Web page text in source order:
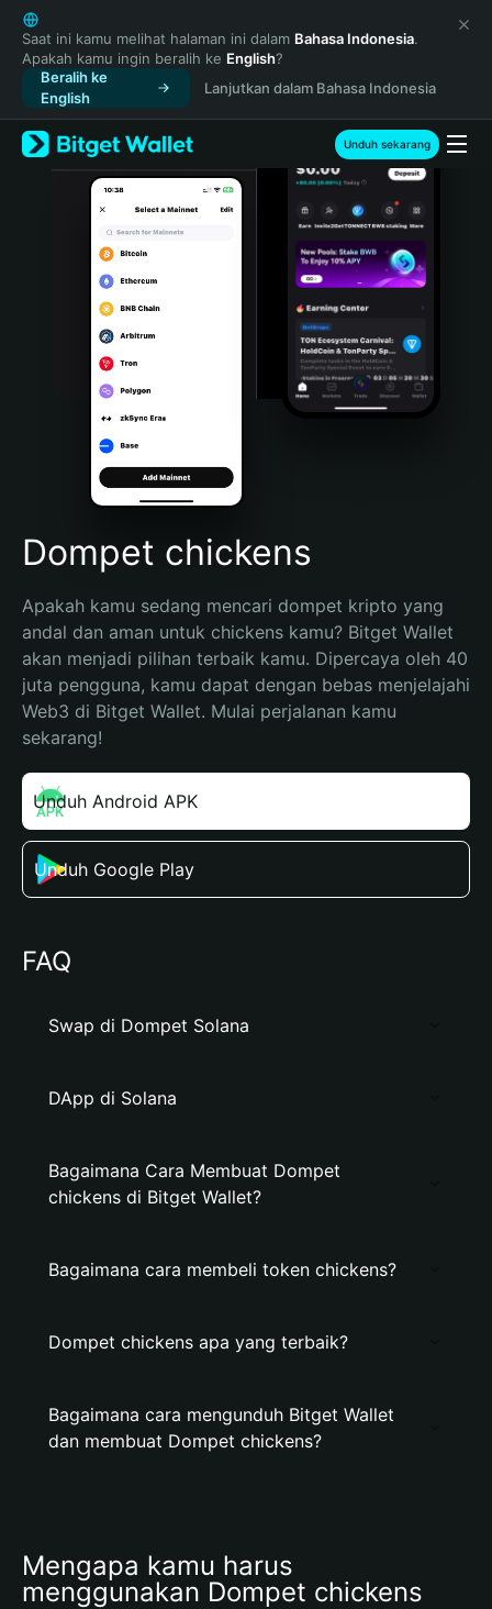
English
日本語
Tiếng Việt
Русский
Español (Latinoamérica)
Türkçe
Italiano
Português (Portugal)
Bahasa Indonesia
Português (Brasil)
Español (Argentina)
Saat ini kamu melihat halaman ini dalam Bahasa Indonesia.
Apakah kamu ingin beralih ke English?
Beralih ke
English
Lanjutkan dalam Bahasa Indonesia
Unduh sekarang
Dompet chickens
Apakah kamu sedang mencari dompet kripto yang
andal dan aman untuk chickens kamu? Bitget Wallet
akan menjadi pilihan terbaik kamu. Dipercaya oleh 40
juta pengguna, kamu dapat dengan bebas menjelajahi
Web3 di Bitget Wallet. Mulai perjalanan kamu
sekarang!
Unduh Android APK
Unduh Google Play
FAQ
Swap di Dompet Solana
DApp di Solana
Bagaimana Cara Membuat Dompet
chickens di Bitget Wallet?
Bagaimana cara membeli token chickens?
Dompet chickens apa yang terbaik?
Bagaimana cara mengunduh Bitget Wallet
dan membuat Dompet chickens?
Mengapa kamu harus
menggunakan Dompet chickens